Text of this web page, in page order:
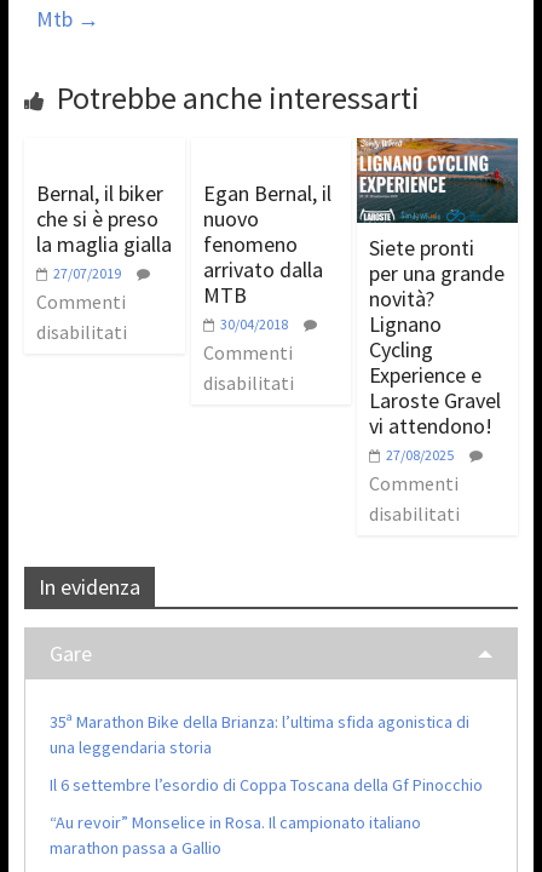
Mtb →
Potrebbe anche interessarti
Bernal, il biker
che si è preso
la maglia gialla
27/07/2019
Commenti
disabilitati
Egan Bernal, il
nuovo
fenomeno
arrivato dalla
MTB
30/04/2018
Commenti
disabilitati
Siete pronti
per una grande
novità?
Lignano
Cycling
Experience e
Laroste Gravel
vi attendono!
27/08/2025
Commenti
disabilitati
In evidenza
Gare
35ª Marathon Bike della Brianza: l’ultima sfida agonistica di
una leggendaria storia
Il 6 settembre l’esordio di Coppa Toscana della Gf Pinocchio
“Au revoir” Monselice in Rosa. Il campionato italiano
marathon passa a Gallio